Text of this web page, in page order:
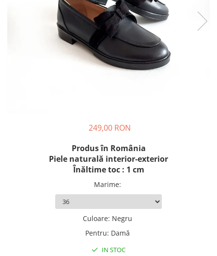
249,00 RON
Produs în România
Piele naturală interior-exterior
Înăltime toc : 1 cm
Marime:
Culoare: Negru
Pentru: Damă
IN STOC